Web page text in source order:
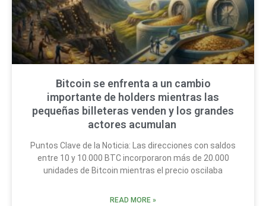
Bitcoin se enfrenta a un cambio
importante de holders mientras las
pequeñas billeteras venden y los grandes
actores acumulan
Puntos Clave de la Noticia: Las direcciones con saldos
entre 10 y 10.000 BTC incorporaron más de 20.000
unidades de Bitcoin mientras el precio oscilaba
READ MORE »